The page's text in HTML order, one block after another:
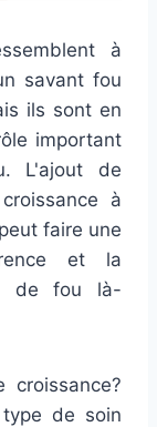
à
savant fou
ils sont en
important
L'ajout de
à
faire une
et la
de fou là-
de soin